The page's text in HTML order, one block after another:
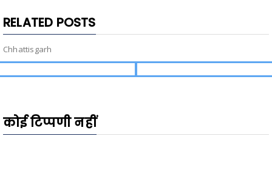
RELATED POSTS
Chhattisgarh
कोई टिप्पणी नहीं